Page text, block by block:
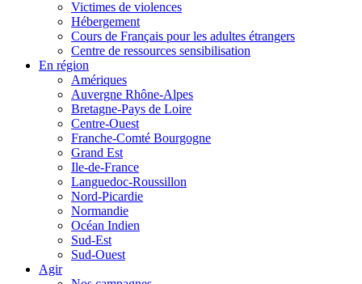
Victimes de violences
Hébergement
Cours de Français pour les adultes étrangers
Centre de ressources sensibilisation
En région
Amériques
Auvergne Rhône-Alpes
Bretagne-Pays de Loire
Centre-Ouest
Franche-Comté Bourgogne
Grand Est
Ile-de-France
Languedoc-Roussillon
Nord-Picardie
Normandie
Océan Indien
Sud-Est
Sud-Ouest
Agir